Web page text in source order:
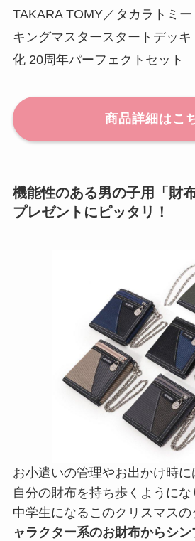
TAKARA TOMY／タカラトミー
キングマスタースタートデッ
化 20周年パーフェクトセット
商品詳細はこ
機能性のある男の子用「財
プレゼントにピッタリ！
お小遣いの管理やお出かけ時
自分の財布を持ち歩くように
中学生になるこのクリスマスの
ャラクター系のお財布からシ